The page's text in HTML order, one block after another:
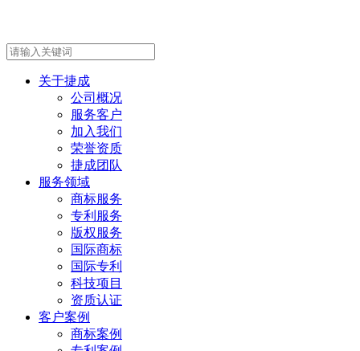
关于捷成
公司概况
服务客户
加入我们
荣誉资质
捷成团队
服务领域
商标服务
专利服务
版权服务
国际商标
国际专利
科技项目
资质认证
客户案例
商标案例